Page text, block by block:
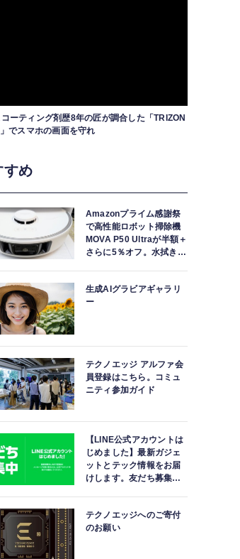
ーティング剤歴8年の匠が調合した「TRIZON
でスマホの画面を守れ
すめ
Amazonプライム感謝祭
で高性能ロボット掃除機
MOVA P50 Ultraが半額＋
さらに5％オフ。水拭きモ
生成AIグラビアギャラリ
ー
テクノエッジ アルファ会
員登録はこちら。コミュ
ニティ参加ガイド
【LINE公式アカウントは
じめました】最新ガジェ
ットとテック情報をお届
けします。友だち募集
テクノエッジへのご寄付
のお願い